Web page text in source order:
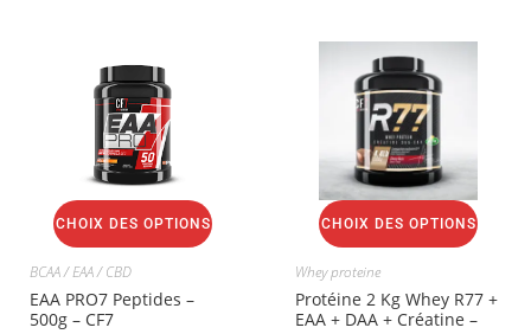
CHOIX DES OPTIONS
BCAA / EAA / CBD
EAA PRO7 Peptides –
500g – CF7
CHOIX DES OPTIONS
Whey proteine
Protéine 2 Kg Whey R77 +
EAA + DAA + Créatine –